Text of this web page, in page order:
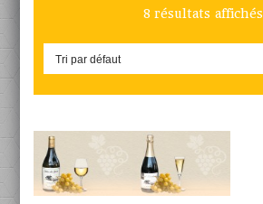
8 résultats affichés